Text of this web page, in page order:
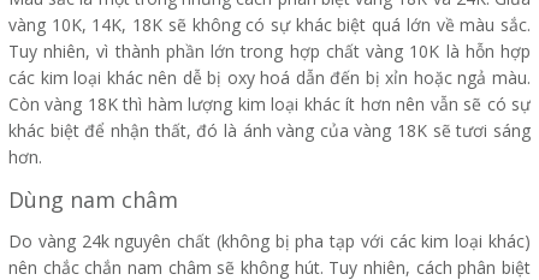
vàng 10K, 14K, 18K sẽ không có sự khác biệt quá lớn về màu sắc.
Tuy nhiên, vì thành phần lớn trong hợp chất vàng 10K là hỗn hợp
các kim loại khác nên dễ bị oxy hoá dẫn đến bị xỉn hoặc ngả màu.
Còn vàng 18K thì hàm lượng kim loại khác ít hơn nên vẫn sẽ có sự
khác biệt để nhận thất, đó là ánh vàng của vàng 18K sẽ tươi sáng
hơn.
Dùng nam châm
Do vàng 24k nguyên chất (không bị pha tạp với các kim loại khác)
nên chắc chắn nam châm sẽ không hút. Tuy nhiên, cách phân biệt